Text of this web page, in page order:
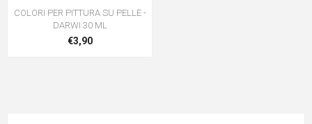
COLORI PER PITTURA SU PELLE -
DARWI 30 ML
€3,90